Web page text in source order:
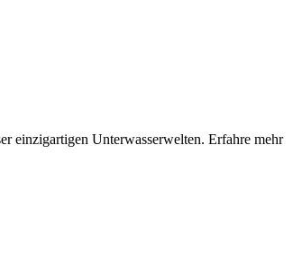
einzigartigen Unterwasserwelten. Erfahre mehr